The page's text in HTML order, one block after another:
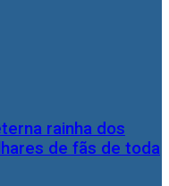
rainha dos
de fãs de toda